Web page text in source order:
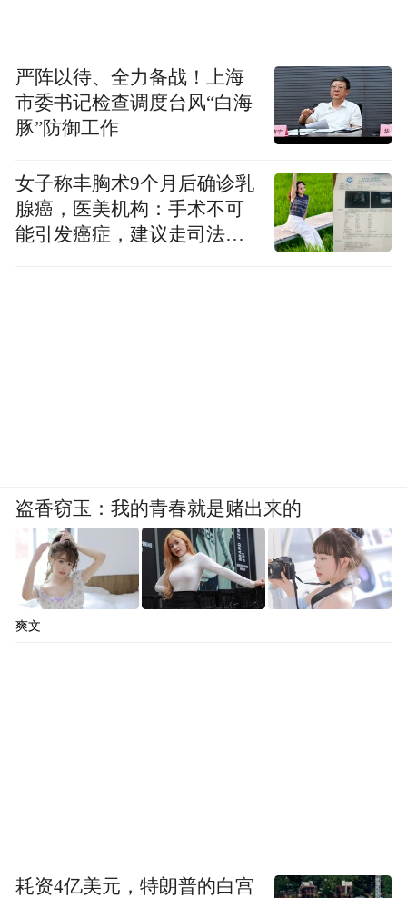
严阵以待、全力备战！上海
市委书记检查调度台风“白海
豚”防御工作
女子称丰胸术9个月后确诊乳
腺癌，医美机构：手术不可
能引发癌症，建议走司法途
盗香窃玉：我的青春就是赌出来的
爽文
耗资4亿美元，特朗普的白宫